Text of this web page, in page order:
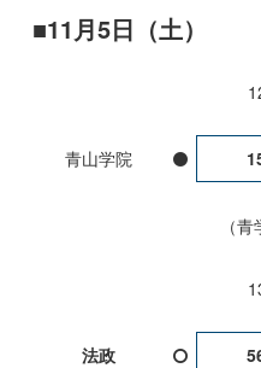
11月5日（土）
青山学院
青
法政